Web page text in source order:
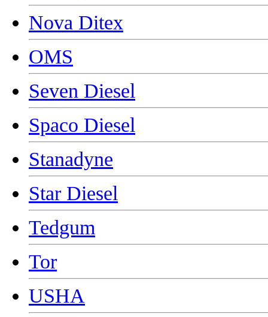
Nova Ditex
OMS
Seven Diesel
Spaco Diesel
Stanadyne
Star Diesel
Tedgum
Tor
USHA